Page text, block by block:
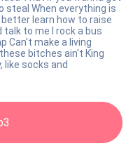
steal When everything is
learn how to raise
talk to me I rock a bus
Can't make a living
bitches ain't King
like socks and